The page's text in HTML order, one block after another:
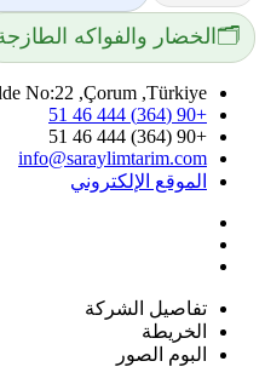
🗂️ الخضار والفواكه
No:22 ,Çorum ,Türkiye
+90 (364) 444 46 51
+90 (364) 444 46 51
info@saraylimtarim.com
الموقع الإلكتروني
تفاصيل الشركة
الخريطة
البوم الصور